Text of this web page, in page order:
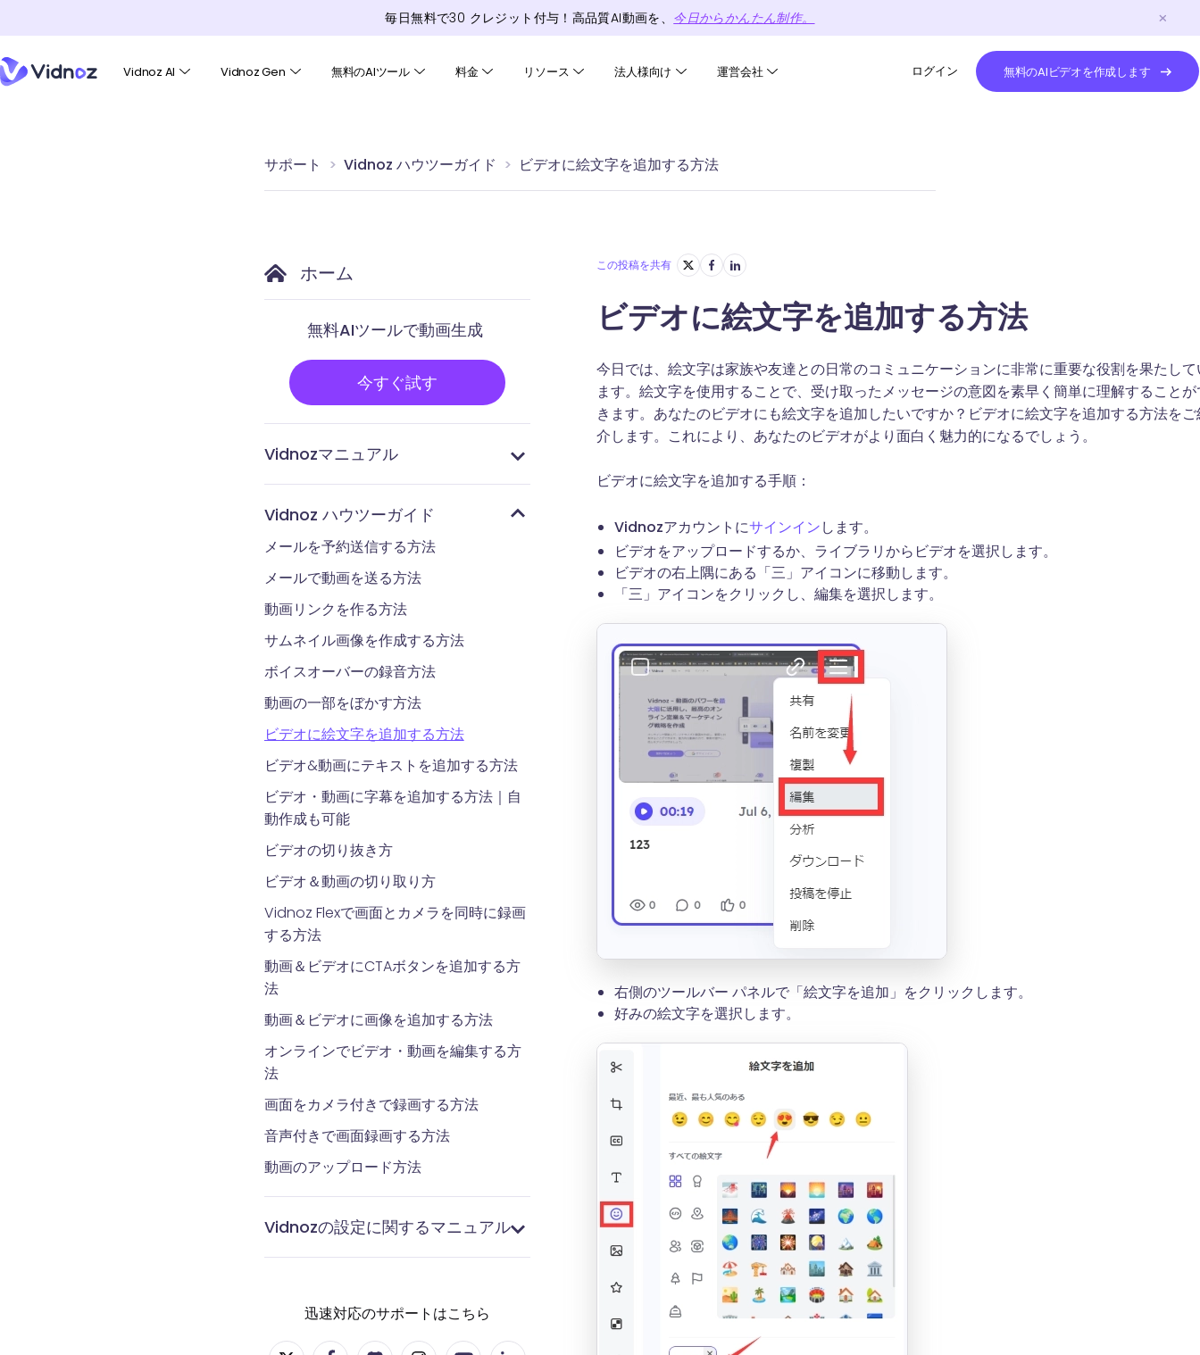
毎日無料で30 クレジット 付与！高品質AI動画を、 今日からかんたん制作。
Vidnoz AI Vidnoz Gen 無料のAIツール 料金 リソース 法人様向け 運営会社 ログイン 無料のAIビデオを作成します
サポート Vidnoz ハウツーガイド ビデオに絵文字を追加する方法
ホーム
無料AIツールで動画生成
今すぐ試す
Vidnozマニュアル
Vidnoz ハウツーガイド
メールを予約送信する方法
メールで動画を送る方法
動画リンクを作る方法
サムネイル画像を作成する方法
ボイスオーバーの録音方法
動画の一部をぼかす方法
ビデオに絵文字を追加する方法
ビデオ&動画にテキストを追加する方法
ビデオ・動画に字幕を追加する方法｜自
動作成も可能
ビデオの切り抜き方
ビデオ＆動画の切り取り方
Vidnoz Flexで画面とカメラを同時に録画
する方法
動画＆ビデオにCTAボタンを追加する方
法
動画＆ビデオに画像を追加する方法
オンラインでビデオ・動画を編集する方
法
画面をカメラ付きで録画する方法
音声付きで画面録画する方法
動画のアップロード方法
Vidnozの設定に関するマニュアル
迅速対応のサポートはこちら
この投稿を共有
ビデオに絵文字を追加する方法
今日では、絵文字は家族や友達との日常のコミュニケーションに非常に重要な役割を果たして
ます。絵文字を使用することで、受け取ったメッセージの意図を素早く簡単に理解することが
きます。あなたのビデオにも絵文字を追加したいですか？ビデオに絵文字を追加する方法をご
介します。これにより、あなたのビデオがより面白く魅力的になるでしょう。
ビデオに絵文字を追加する手順：
Vidnozアカウントにサインインします。
ビデオをアップロードするか、ライブラリからビデオを選択します。
ビデオの右上隅にある「三」アイコンに移動します。
「三」アイコンをクリックし、編集を選択します。
右側のツールバー パネルで「絵文字を追加」をクリックします。
好みの絵文字を選択します。